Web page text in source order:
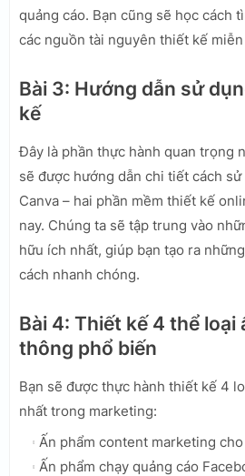
quảng cáo. Bạn cũng sẽ học cách
các nguồn tài nguyên thiết kế
Bài 3: Hướng dẫn sử
kế
Đây là phần thực hành quan trọng
sẽ được hướng dẫn chi tiết cách
Canva – hai phần mềm thiết kế
nay. Chúng ta sẽ tập trung vào
hữu ích nhất, giúp bạn tạo ra
cách nhanh chóng.
Bài 4: Thiết kế 4 thể loại
thông phổ biến
Bạn sẽ được thực hành thiết kế 4
nhất trong marketing:
Ấn phẩm content marketing
Ấn phẩm chạy quảng cáo